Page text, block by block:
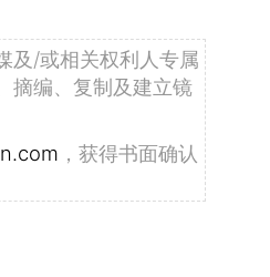
收取任何费用。北京
务的有偿预约行为。
及/或相关权利人专属
摘编、复制及建立镜
，获得书面确认